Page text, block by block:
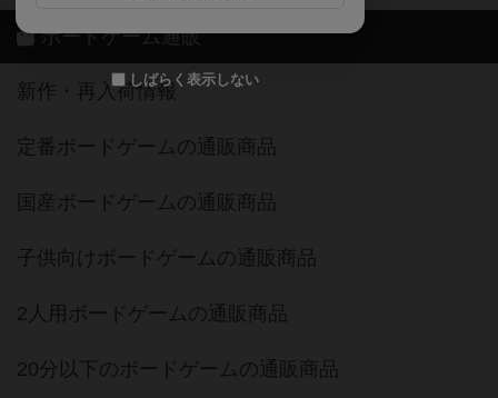
しばらく表示しない
ボードゲーム通販
新作・再入荷情報
定番ボードゲームの通販商品
国産ボードゲームの通販商品
子供向けボードゲームの通販商品
2人用ボードゲームの通販商品
20分以下のボードゲームの通販商品